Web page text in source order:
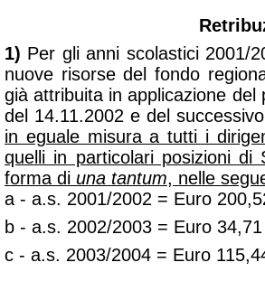
1) Per gli anni scolastici 2001/
nuove risorse del fondo
già attribuita in applicazione
del 14.11.2002 e del
in eguale misura a tutti i
quelli in particolari posizioni di
forma di una tantum, nelle
a - a.s. 2001/2002 = Euro
b - a.s. 2002/2003 = Euro 34,71
c - a.s. 2003/2004 = Euro